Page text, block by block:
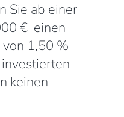
Sie ab einer
€ einen
1,50 %
keinen